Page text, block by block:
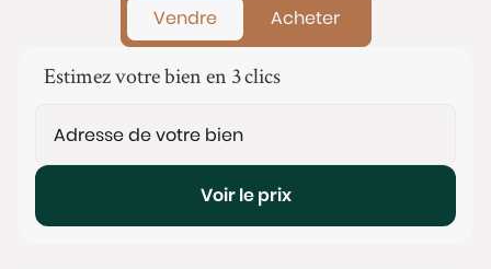
Vendre Acheter
Estimez votre bien en 3 clics
Voir le prix